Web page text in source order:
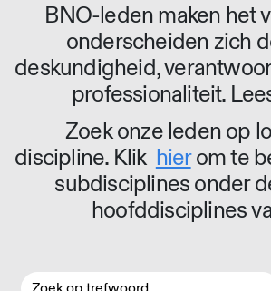
BNO-leden maken het
onderscheiden zich
deskundigheid,
professionaliteit.
Zoek onze leden op
discipline. Klik hierom te
subdisciplines onder
hoofddisciplines